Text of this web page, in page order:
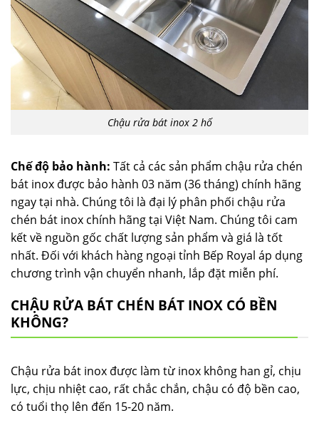
Chậu rửa bát inox 2 hố
Chế độ bảo hành: Tất cả các sản phẩm chậu rửa chén
bát inox được bảo hành 03 năm (36 tháng) chính hãng
ngay tại nhà. Chúng tôi là đại lý phân phối chậu rửa
chén bát inox chính hãng tại Việt Nam. Chúng tôi cam
kết về nguồn gốc chất lượng sản phẩm và giá là tốt
nhất. Đối với khách hàng ngoại tỉnh Bếp Royal áp dụng
chương trình vận chuyển nhanh, lắp đặt miễn phí.
CHẬU RỬA BÁT CHÉN BÁT INOX CÓ BỀN
KHÔNG?
Chậu rửa bát inox được làm từ inox không han gỉ, chịu
lực, chịu nhiệt cao, rất chắc chắn, chậu có độ bền cao,
có tuổi thọ lên đến 15-20 năm.